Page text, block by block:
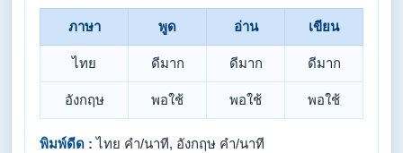
ภาษา พูด อ่าน เขียน
ไทย ดีมาก ดีมาก ดีมาก
อังกฤษ พอใช้ พอใช้ พอใช้
พิมพ์ดีด : ไทย คำ/นาที, อังกฤษ คำ/นาที